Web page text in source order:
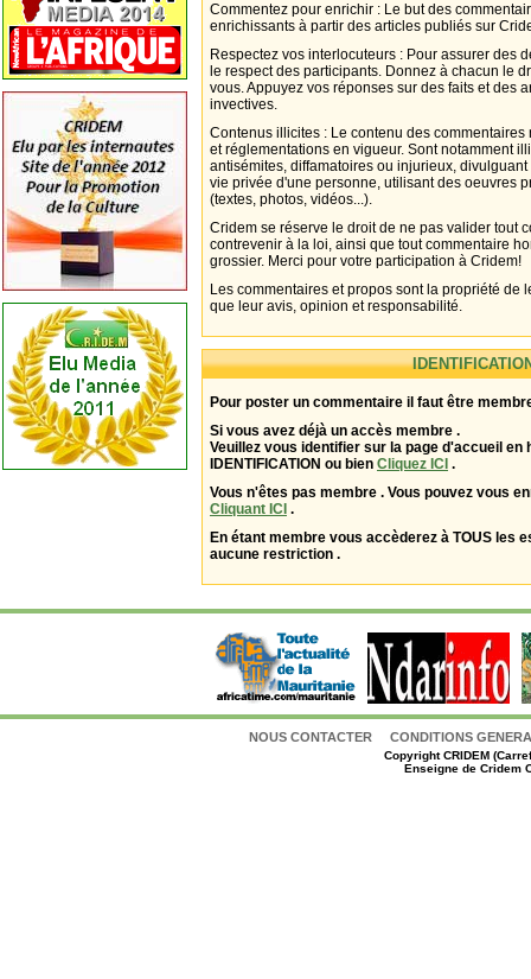
Commentez pour enrichir : Le but des
enrichissants à partir des articles publiés sur
Respectez vos interlocuteurs : Pour assurer des
le respect des participants. Donnez à chacun le
vous. Appuyez vos réponses sur des faits et des
invectives.
Contenus illicites : Le contenu des
et réglementations en vigueur. Sont notamment
antisémites, diffamatoires ou injurieux,
vie privée d'une personne, utilisant des oeuvres
(textes, photos, vidéos...).
Cridem se réserve le droit de ne pas valider tout
contrevenir à la loi, ainsi que tout commentaire
grossier. Merci pour votre participation à Cridem!
Les commentaires et propos sont la propriété de
que leur avis, opinion et responsabilité.
Pour poster un commentaire il faut être
Si vous avez déjà un accès membre .
Veuillez vous identifier sur la page d'accueil en
IDENTIFICATION ou bien Cliquez ICI .
Vous n'êtes pas membre . Vous pouvez vous
Cliquant ICI .
En étant membre vous accèderez à TOUS les
aucune restriction .
NOUS CONTACTER CONDITIONS
CopyrightCRIDEM
Enseigne de Cridem